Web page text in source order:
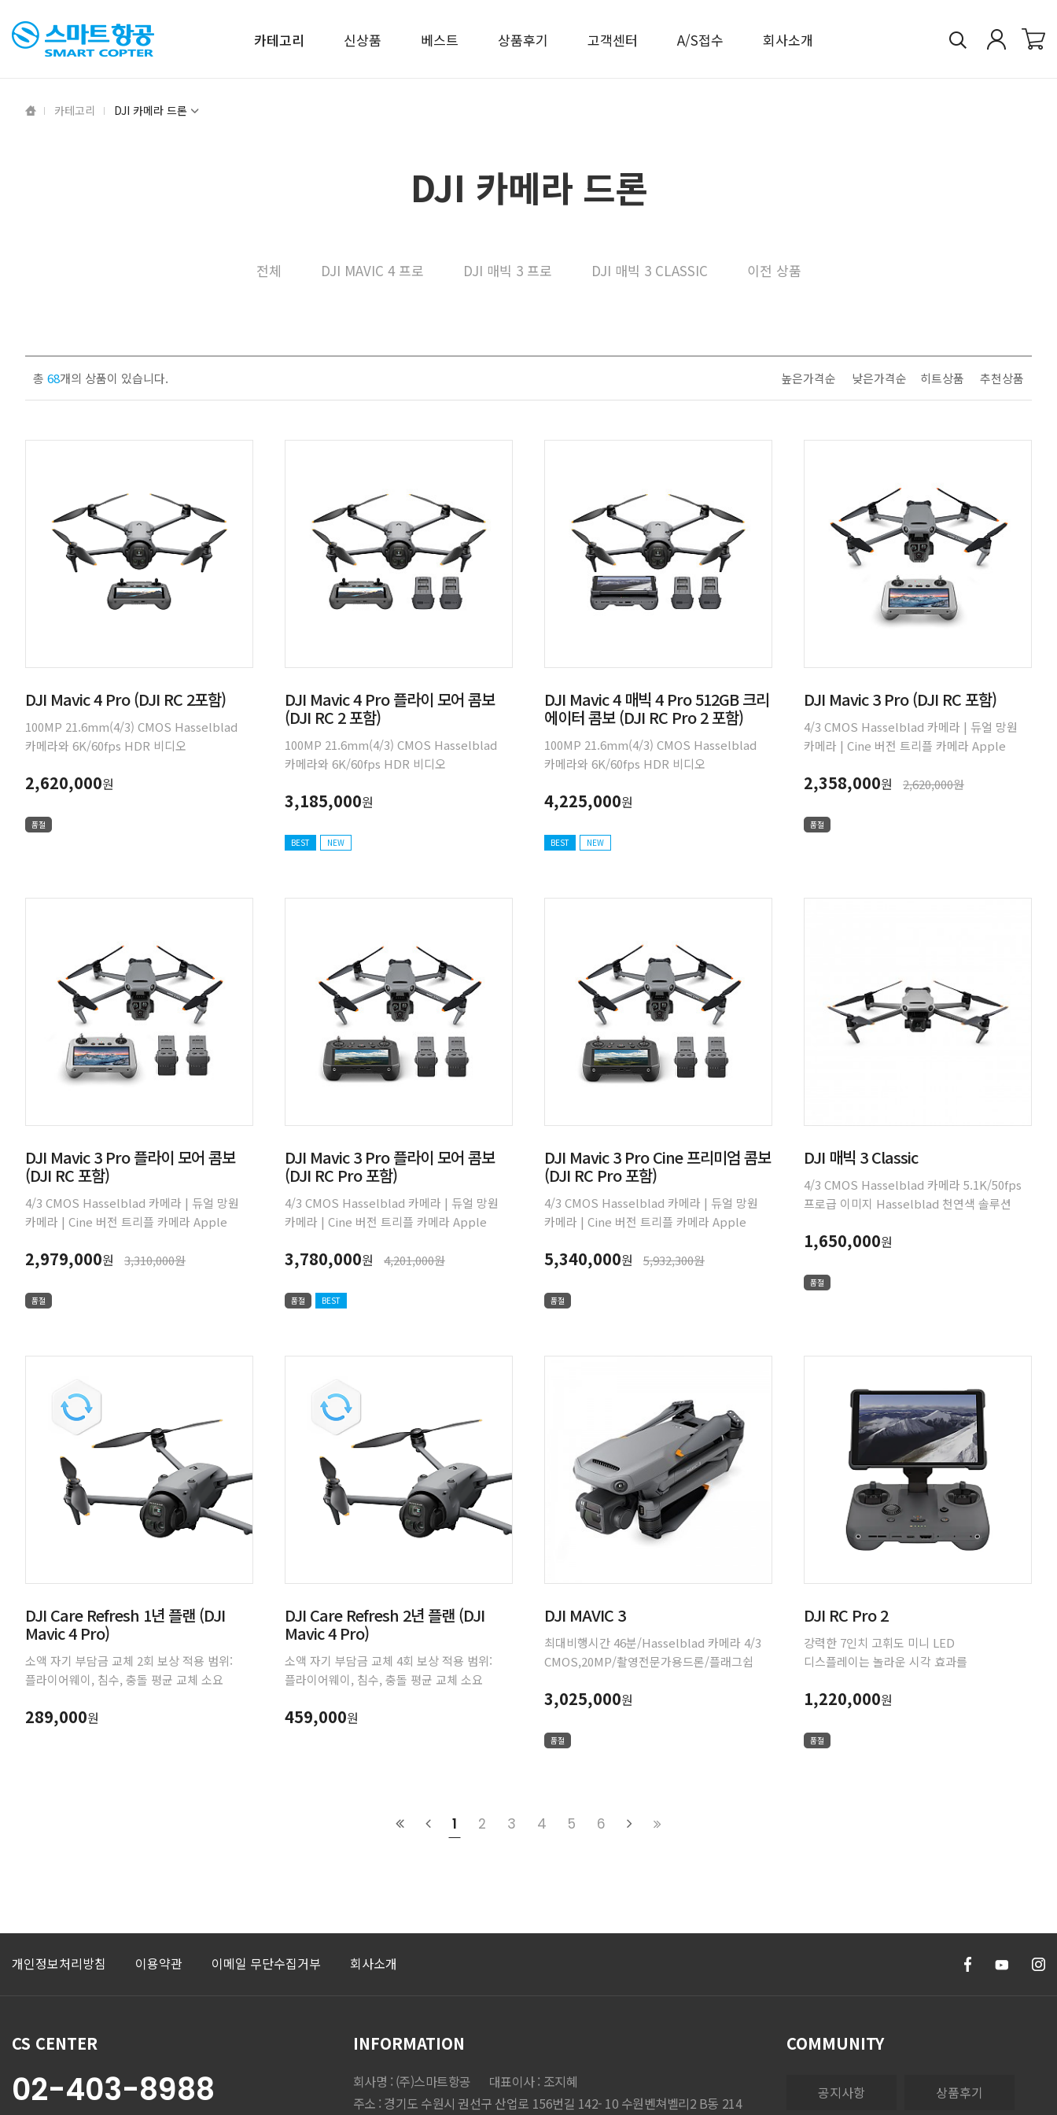
카테고리 신상품 베스트 상품후기 고객센터 A/S접수 회사소개
카테고리 DJI 카메라 드론
DJI 카메라 드론
전체 DJI MAVIC 4 프로 DJI 매빅 3 프로 DJI 매빅 3 CLASSIC 이전 상품
총 68개의 상품이 있습니다. 높은가격순 낮은가격순 히트상품 추천상품
DJI Mavic 4 Pro (DJI RC 2포함)
100MP 21.6mm(4/3) CMOS Hasselblad
카메라와 6K/60fps HDR 비디오
CMOS 듀얼 망원 카메라 다이내믹한 카메라
0.1럭스 야경급 전방향 장애물 감지 최대
2,620,000원
품절
DJI Mavic 4 Pro 플라이 모어 콤보
(DJI RC 2 포함)
100MP 21.6mm(4/3) CMOS Hasselblad
카메라와 6K/60fps HDR 비디오
CMOS 듀얼 망원 카메라 다이내믹한 카메라
0.1럭스 야경급 전방향 장애물 감지 최대
디스플레이가 장착된 접이식 조종기
3,185,000원
BEST NEW
DJI Mavic 4 매빅 4 Pro 512GB 크리
에이터 콤보 (DJI RC Pro 2 포함)
100MP 21.6mm(4/3) CMOS Hasselblad
카메라와 6K/60fps HDR 비디오
CMOS 듀얼 망원 카메라 다이내믹한 카메라
0.1럭스 야경급 전방향 장애물 감지 최대
디스플레이가 장착된 접이식 조종기
4,225,000원
BEST NEW
DJI Mavic 3 Pro (DJI RC 포함)
4/3 CMOS Hasselblad 카메라 | 듀얼 망원
카메라 | Cine 버전 트리플 카메라 Apple
장애물 감지 | 15km HD 동영상 전송
2,358,000원 2,620,000원
품절
DJI Mavic 3 Pro 플라이 모어 콤보
(DJI RC 포함)
4/3 CMOS Hasselblad 카메라 | 듀얼 망원
카메라 | Cine 버전 트리플 카메라 Apple
장애물 감지 | 15km HD 동영상 전송
2,979,000원 3,310,000원
품절
DJI Mavic 3 Pro 플라이 모어 콤보
(DJI RC Pro 포함)
4/3 CMOS Hasselblad 카메라 | 듀얼 망원
카메라 | Cine 버전 트리플 카메라 Apple
장애물 감지 | 15km HD 동영상 전송
3,780,000원 4,201,000원
품절 BEST
DJI Mavic 3 Pro Cine 프리미엄 콤보
(DJI RC Pro 포함)
4/3 CMOS Hasselblad 카메라 | 듀얼 망원
카메라 | Cine 버전 트리플 카메라 Apple
장애물 감지 | 15km HD 동영상 전송
5,340,000원 5,932,300원
품절
DJI 매빅 3 Classic
4/3 CMOS Hasselblad 카메라 5.1K/50fps
프로급 이미지 Hasselblad 천연색 솔루션
15km HD 동영상 전송 고급 RTH 야간 모드
1,650,000원
품절
DJI Care Refresh 1년 플랜 (DJI
Mavic 4 Pro)
소액 자기 부담금 교체 2회 보상 적용 범위:
플라이어웨이, 침수, 충돌 평균 교체 소요
무료
289,000원
DJI Care Refresh 2년 플랜 (DJI
Mavic 4 Pro)
소액 자기 부담금 교체 4회 보상 적용 범위:
플라이어웨이, 침수, 충돌 평균 교체 소요
무료
459,000원
DJI MAVIC 3
최대비행시간 46분/Hasselblad 카메라 4/3
CMOS,20MP/촬영전문가용드론/플래그쉽
3,025,000원
품절
DJI RC Pro 2
강력한 7인치 고휘도 미니 LED
디스플레이는 놀라운 시각 효과를
1,220,000원
품절
1 2 3 4 5 6
개인정보처리방침 이용약관 이메일 무단수집거부 회사소개
CS CENTER
02-403-8988
INFORMATION
회사명 : (주)스마트항공
대표이사 : 조지혜
주소 : 경기도 수원시 권선구 산업로 156번길 142- 10 수원벤쳐벨리2 B동 214
COMMUNITY
공지사항 상품후기